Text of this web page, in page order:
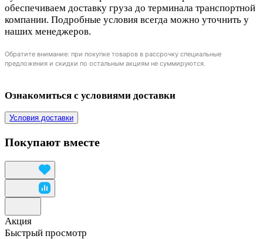
обеспечиваем доставку груза до терминала транспортной
компании. Подробные условия всегда можно уточнить у
наших менеджеров.
Обратите внимание: при покупке товаров в рассрочку специальные
предложения и скидки по остальным акциям не суммируются.
Ознакомиться с условиями доставки
Условия доставки
Покупают вместе
Акция
Быстрый просмотр